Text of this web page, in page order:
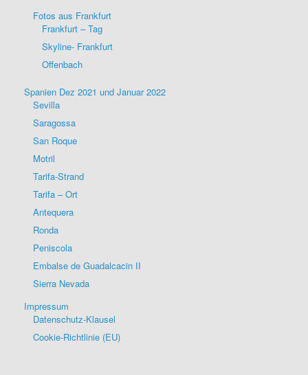
Fotos aus Frankfurt
Frankfurt – Tag
Skyline- Frankfurt
Offenbach
Spanien Dez 2021 und Januar 2022
Sevilla
Saragossa
San Roque
Motril
Tarifa-Strand
Tarifa – Ort
Antequera
Ronda
Peniscola
Embalse de Guadalcacin II
Sierra Nevada
Impressum
Datenschutz-Klausel
Cookie-Richtlinie (EU)